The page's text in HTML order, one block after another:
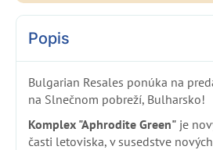
Popis
Bulgarian Resales ponúka na
na Slnečnom pobreží, Bulharsko!
Komplex "Aphrodite Green" je
časti letoviska, v susedstve